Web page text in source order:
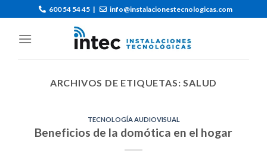
600 54 54 45 | info@instalacionestecnologicas.com
ARCHIVOS DE ETIQUETAS:SALUD
TECNOLOGÍA AUDIOVISUAL
Beneficios de la domótica en el hogar